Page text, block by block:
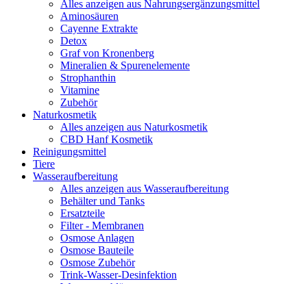
Alles anzeigen aus Nahrungsergänzungsmittel
Aminosäuren
Cayenne Extrakte
Detox
Graf von Kronenberg
Mineralien & Spurenelemente
Strophanthin
Vitamine
Zubehör
Naturkosmetik
Alles anzeigen aus Naturkosmetik
CBD Hanf Kosmetik
Reinigungsmittel
Tiere
Wasseraufbereitung
Alles anzeigen aus Wasseraufbereitung
Behälter und Tanks
Ersatzteile
Filter - Membranen
Osmose Anlagen
Osmose Bauteile
Osmose Zubehör
Trink-Wasser-Desinfektion